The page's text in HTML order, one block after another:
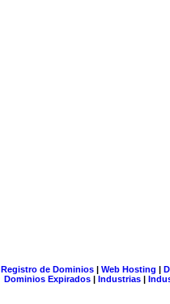
Registro de Dominios| Web Hosting |
Dominios Expirados | Industrias |